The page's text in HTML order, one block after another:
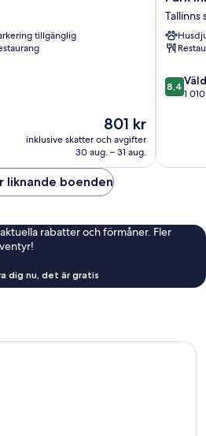
tillgänglig
Priset
är
801 kr
801 kr
inklusive skatter och avgifter
30 aug. – 31 aug.
Inn
by
Central
Tallinns
Tallinns
8.4
av
8,4
1
liknande boenden
rabatter och förmåner. Fler
dig nu, det är gratis